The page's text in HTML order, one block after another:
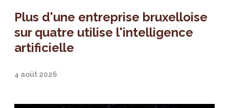
Plus d'une entreprise bruxelloise
sur quatre utilise l'intelligence
artificielle
4 août 2026